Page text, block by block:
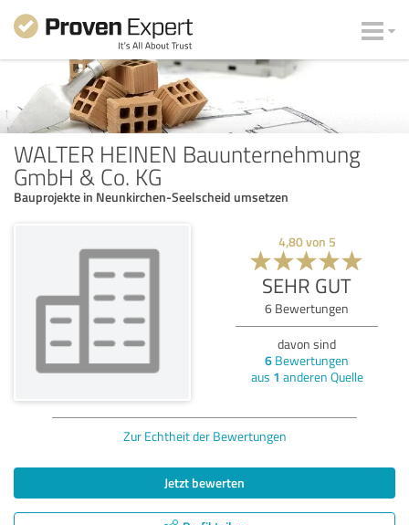
WALTER HEINEN Bauunternehmung
GmbH & Co. KG
Bauprojekte in Neunkirchen-Seelscheid umsetzen
4,80von 5
SEHR GUT
6 Bewertungen
davon sind
6 Bewertungen
aus 1 anderen Quelle
Zur Echtheit der Bewertungen
Jetzt bewerten